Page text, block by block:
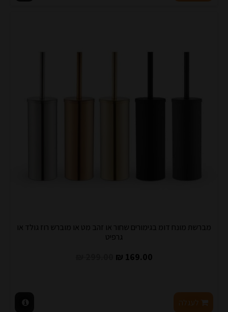
מברשת מונח דומ בגימורים שחור או זהב מט או מוברש רוז גולד או
גרפיט
169.00 ₪
לעגלה